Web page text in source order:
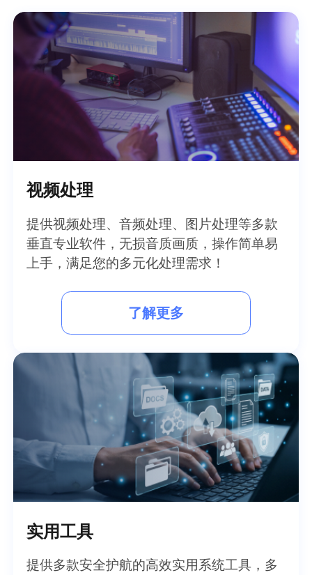
视频处理
提供视频处理、音频处理、图片处理等多款
垂直专业软件，无损音质画质，操作简单易
上手，满足您的多元化处理需求！
了解更多
实用工具
提供多款安全护航的高效实用系统工具，多